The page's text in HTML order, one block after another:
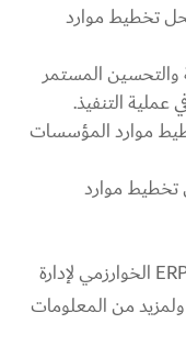
تخطيط موارد
المستمر
عملية التنفيذ.
موارد المؤسسات
تخطيط موارد
ERP الخوارزمي لإدارة
من المعلومات